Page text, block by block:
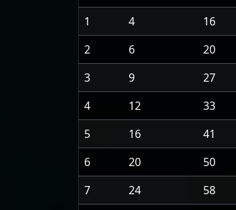
1
4 16
2
6 20
3
9 27
4
12 33
5
16 41
6
20 50
7
24 58